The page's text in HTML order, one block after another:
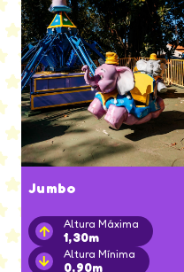
Jumbo
Altura Máxima
1,30m
Altura Mínima
0,90m